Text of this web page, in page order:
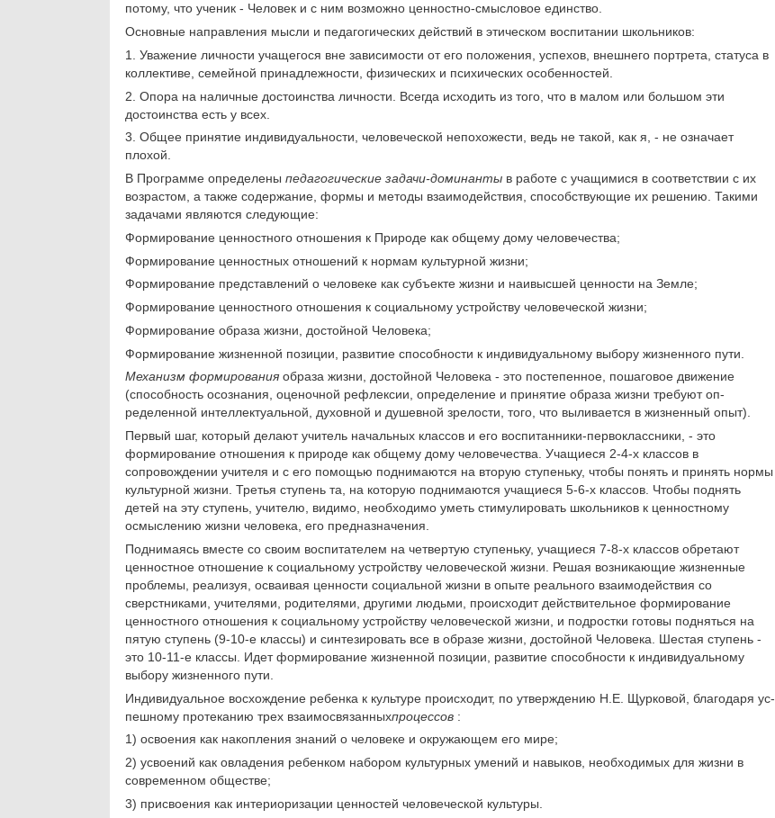
потому, что ученик - Человек и с ним возможно ценностно-смысловое единство.
Основные направления мысли и педагогических действий в этическом воспитании школьников:
1. Уважение личности учащегося вне зависимости от его положения, успехов, внешнего портрета, статуса в
коллек­тиве, семейной принадлежности, физических и психичес­ких особенностей.
2. Опора на наличные достоинства личности. Всегда исхо­дить из того, что в малом или большом эти
достоинства есть у всех.
3. Общее принятие индивидуальности, человеческой не­похожести, ведь не такой, как я, - не означает
плохой.
В Программе определены педагогические за­дачи-доминанты в работе с учащимися в соответствии с их
возрастом, а также содержание, формы и методы взаимо­действия, способствующие их решению. Такими
задачами являются следующие:
Формирование ценностного отношения к Природе как общему дому человечества;
Формирование ценностных отношений к нормам куль­турной жизни;
Формирование представлений о человеке как субъекте жизни и наивысшей ценности на Земле;
Формирование ценностного отношения к социальному устройству человеческой жизни;
Формирование образа жизни, достойной Человека;
Формирование жизненной позиции, развитие способ­ности к индивидуальному выбору жизненного пути.
Механизм формирования образа жизни, достойной Чело­века - это постепенное, пошаговое движение
(способность осознания, оценочной рефлексии, определение и принятие образа жизни требуют оп­
ределенной интеллектуальной, духовной и душевной зре­лости, того, что выливается в жизненный опыт).
Первый шаг, который делают учитель начальных классов и его воспитанники-первоклассники, - это
формирование отношения к природе как общему дому человечества. Учащиеся 2-4-х классов в
сопровождении учителя и с его помощью поднимаются на вторую ступеньку, чтобы понять и принять нормы
культурной жизни. Третья ступень та, на которую поднимаются учащиеся 5-6-х классов. Чтобы поднять
детей на эту ступень, учителю, видимо, необходимо уметь стимулиро­вать школьников к ценностному
осмыслению жизни чело­века, его предназначения.
Поднимаясь вместе со своим воспитателем на четвертую ступеньку, учащиеся 7-8-х классов обретают
ценностное отношение к социальному устройству человеческой жизни. Решая возникающие жизненные
проблемы, реализуя, осваивая ценности социальной жизни в опыте реального взаимодействия со
сверстниками, учителями, родителями, другими людьми, происходит действительное формирова­ние
ценностного отношения к социальному устройству че­ловеческой жизни, и подростки готовы подняться на
пя­тую ступень (9-10-е классы) и синтезировать все в образе жизни, достойной Человека. Шестая ступень -
это 10-11-е классы. Идет формирование жизненной позиции, развитие способности к индивидуальному
выбору жизненного пути.
Индивидуальное восхождение ребенка к культуре про­исходит, по утверждению Н.Е. Щурковой, благодаря ус­
пешному протеканию трех взаимосвязанныхпроцессов :
1) освоения как накопления знаний о человеке и окру­жающем его мире;
2) усвоений как овладения ребенком набором культур­ных умений и навыков, необходимых для жизни в
совре­менном обществе;
3) присвоения как интериоризации ценностей челове­ческой культуры.